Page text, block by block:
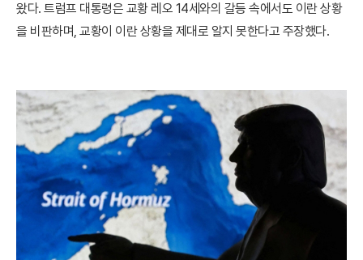
왔다. 트럼프 대통령은 교황 레오 14세와의 갈등 속에서도 이란 상황
을 비판하며, 교황이 이란 상황을 제대로 알지 못한다고 주장했다.